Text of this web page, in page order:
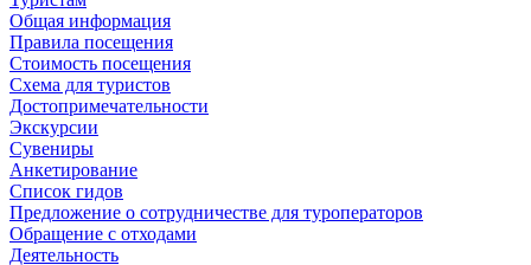
Общая информация
Правила посещения
Стоимость посещения
Схема для туристов
Достопримечательности
Экскурсии
Сувениры
Анкетирование
Список гидов
Предложение о сотрудничестве для туроператоров
Обращение с отходами
Деятельность